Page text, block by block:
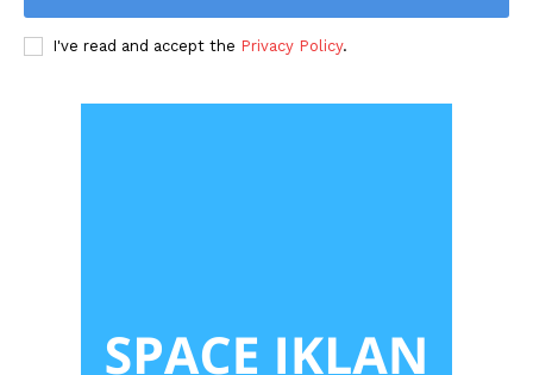
I've read and accept the Privacy Policy.